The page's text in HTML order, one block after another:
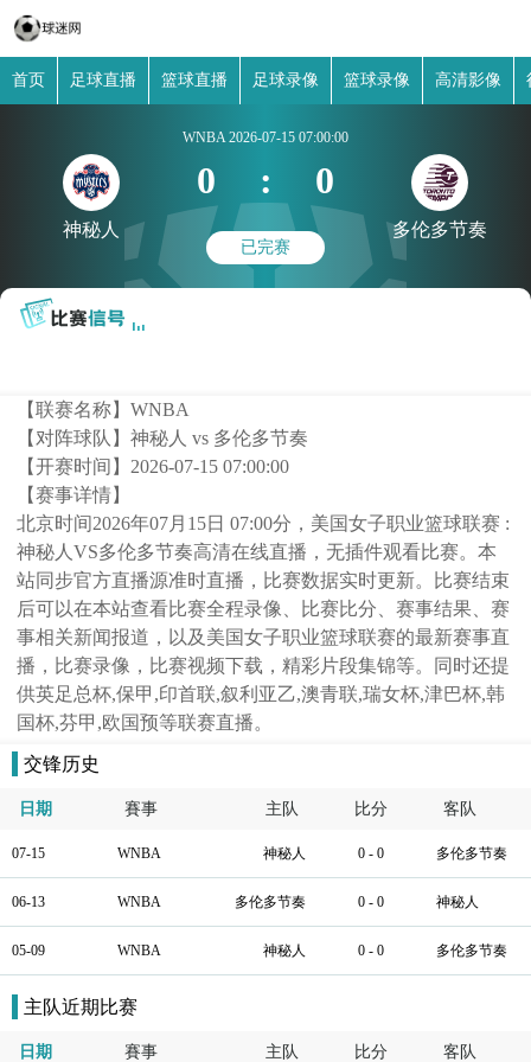
首页 足球直播 篮球直播 足球录像 篮球录像 高清影像
神秘人
WNBA 2026-07-15 07:00:00
0 : 0
已完赛
多伦多节奏
【联赛名称】WNBA
【对阵球队】神秘人 vs 多伦多节奏
【开赛时间】 2026-07-15 07:00:00
【赛事详情】
北京时间2026年07月15日 07:00分，美国女子职业篮球联赛 :
神秘人VS多伦多节奏高清在线直播，无插件观看比赛。本
站同步官方直播源准时直播，比赛数据实时更新。比赛结束
后可以在本站查看比赛全程录像、比赛比分、赛事结果、赛
事相关新闻报道，以及美国女子职业篮球联赛的最新赛事直
播，比赛录像，比赛视频下载，精彩片段集锦等。同时还提
供英足总杯,保甲,印首联,叙利亚乙,澳青联,瑞女杯,津巴杯,韩
国杯,芬甲,欧国预等联赛直播。
交锋历史
日期 賽事 主队 比分 客队
07-15 WNBA 神秘人 0 - 0 多伦多节奏
06-13 WNBA 多伦多节奏 0 - 0 神秘人
05-09 WNBA 神秘人 0 - 0 多伦多节奏
主队近期比赛
日期 賽事 主队 比分 客队